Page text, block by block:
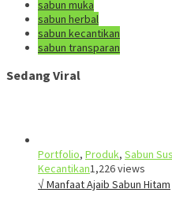
sabun muka
sabun herbal
sabun kecantikan
sabun transparan
Sedang Viral
Portfolio, Produk, Sabun
Kecantikan1,226 views
√ Manfaat Ajaib Sabun Hitam